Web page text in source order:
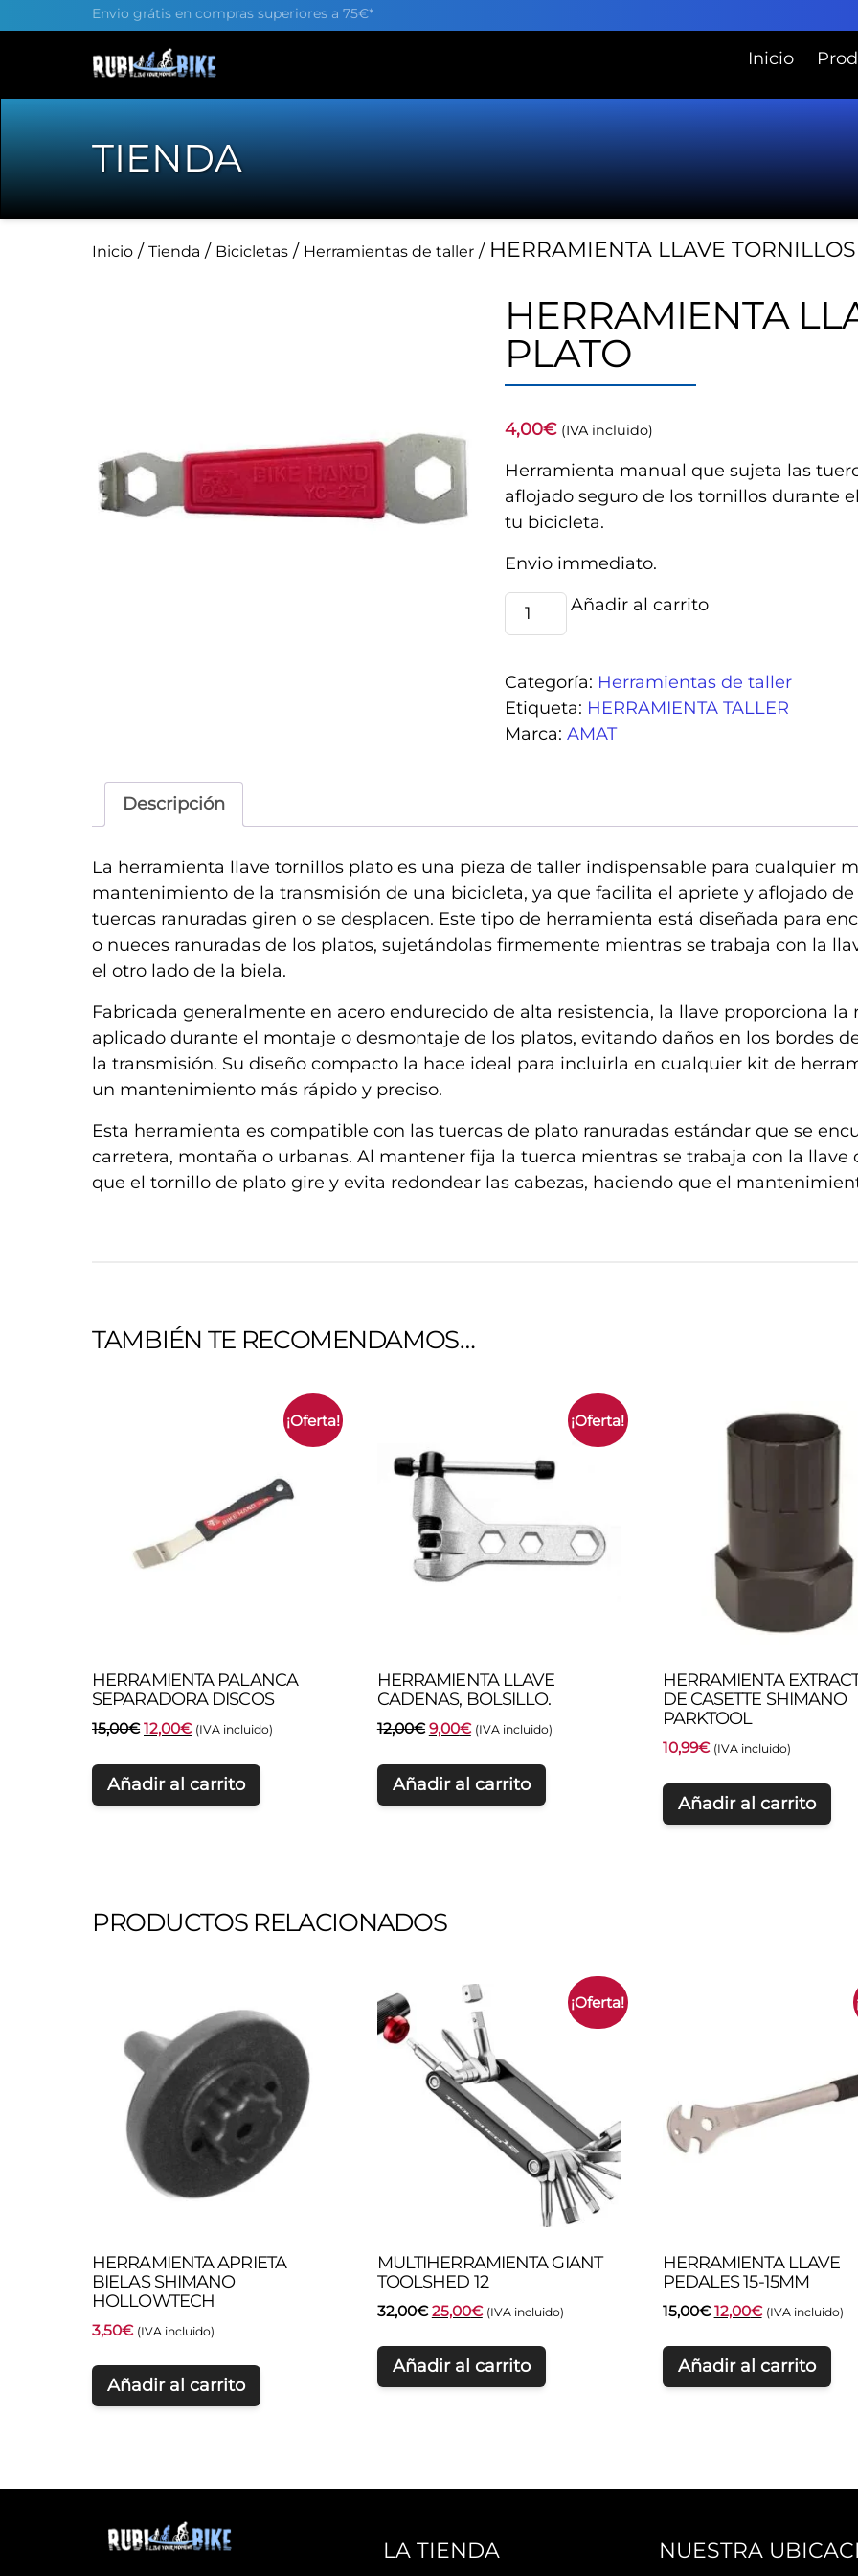
Envio grátis en compras superiores a 75€*
Inicio
TIENDA
Inicio / Tienda / Bicicletas / Herramientas de taller / HERRAMIENTA LLAVE
HERRAMIENTA
PLATO
4,00€ (IVA incluido)
Herramienta manual que sujeta las
aflojado seguro de los tornillos durante
tu bicicleta.
Envio immediato.
HERRAMIENTA
LLAVE
PLATO
cantidad
Añadir al carrito
Categoría: Herramientas de taller
Etiqueta: HERRAMIENTA TALLER
Marca: AMAT
Descripción
La herramienta llave tornillos plato es una pieza de taller indispensable para cualquier
mantenimiento de la transmisión de una bicicleta, ya que facilita el apriete y aflojado
tuercas ranuradas giren o se desplacen. Este tipo de herramienta está diseñada para
o nueces ranuradas de los platos, sujetándolas firmemente mientras se trabaja con la
el otro lado de la biela.
Fabricada generalmente en acero endurecido de alta resistencia, la llave proporciona la
aplicado durante el montaje o desmontaje de los platos, evitando daños en los bordes
la transmisión. Su diseño compacto la hace ideal para incluirla en cualquier kit de
un mantenimiento más rápido y preciso.
Esta herramienta es compatible con las tuercas de plato ranuradas estándar que se
carretera, montaña o urbanas. Al mantener fija la tuerca mientras se trabaja con la
que el tornillo de plato gire y evita redondear las cabezas, haciendo que el
TAMBIÉN TE RECOMENDAMOS…
¡Oferta!
HERRAMIENTA PALANCA
SEPARADORA DISCOS
15,00€ El
original
era:
12,00€El
es:
(IVA incluido)
Añadir al carrito
¡Oferta!
HERRAMIENTA LLAVE
CADENAS, BOLSILLO.
12,00€ El
original
era:
9,00€El
es:
(IVA incluido)
Añadir al carrito
HERRAMIENTA
DE CASETTE SHIMANO
PARKTOOL
10,99€ (IVA incluido)
Añadir al carrito
PRODUCTOS RELACIONADOS
HERRAMIENTA APRIETA
BIELAS SHIMANO
HOLLOWTECH
3,50€ (IVA incluido)
Añadir al carrito
¡Oferta!
MULTIHERRAMIENTA GIANT
TOOLSHED 12
32,00€ El
original
era:
25,00€El
es:
(IVA incluido)
Añadir al carrito
HERRAMIENTA LLAVE
PEDALES 15-15MM
15,00€ El
original
era:
12,00€El
es:
(IVA incluido)
Añadir al carrito
LA TIENDA NUESTRA